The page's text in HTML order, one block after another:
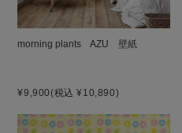
morning plants AZU 壁紙
¥9,900(税込 ¥10,890)